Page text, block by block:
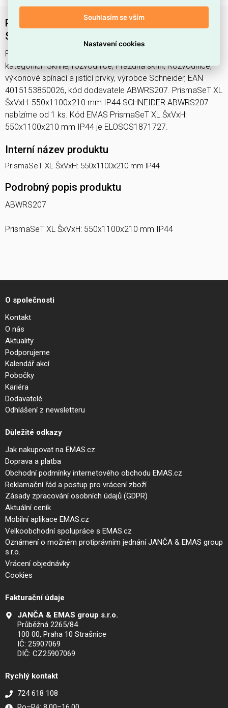
PrismaSeT XL ŠxVxH: 550x1100x210 mm IP44
SCHNEIDER ABWRS207
PrismaSeT XL ŠxVxH: 550x1100x210 mm IP44 najdete v
kategoriích Skříně, rozvodnice, Prázdná skříň, Rozvodnice,
výkonové spínací a jistící prvky, výrobce Schneider, EAN
4015153850026, kód dodavatele ABWRS207. PrismaSeT XL
ŠxVxH: 550x1100x210 mm IP44 SCHNEIDER ABWRS207
nabízíme od 1 ks. Kód EMAS PrismaSeT XL ŠxVxH:
550x1100x210 mm IP44 je ELOSOS1871727.
Interní název produktu
PrismaSeT XL ŠxVxH: 550x1100x210 mm IP44
Podrobný popis produktu
ABWRS207
PrismaSeT XL ŠxVxH: 550x1100x210 mm IP44
O společnosti
Kontakt
O nás
Aktuality
Podporujeme
Kalendář akcí
Pobočky
Kariéra
Dodavatelé
Odhlášení z newsletteru
Důležité odkazy
Jak nakupovat na EMAS.cz
Doprava a platba
Obchodní podmínky internetového obchodu EMAS.cz
Reklamační řád a postup pro vrácení zboží
Zásady zpracování osobních údajů (GDPR)
Aktuální ceník
Mobilní aplikace EMAS.cz
Velkoobchodní spolupráce s EMAS.cz
Oznámení o možném protiprávním jednání JANČA & EMAS group
s.r.o.
Vrácení objednávky
Cookies
Fakturační údaje
JANČA & EMAS group s.r.o.
Průběžná 2265/84
100 00, Praha 10 Strašnice
IČ: 25907069
DIČ: CZ25907069
Rychlý kontakt
724 618 108
Souhlasím se vším
Nastavení cookies